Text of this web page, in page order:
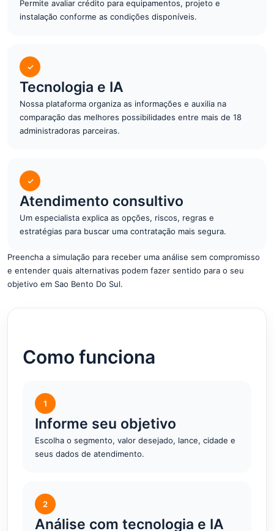
Permite avaliar crédito para equipamentos, projeto e
instalação conforme as condições disponíveis.
✓
Tecnologia e IA
Nossa plataforma organiza as informações e auxilia na
comparação das melhores possibilidades entre mais de 18
administradoras parceiras.
✓
Atendimento consultivo
Um especialista explica as opções, riscos, regras e
estratégias para buscar uma contratação mais segura.
Preencha a simulação para receber uma análise sem compromisso
e entender quais alternativas podem fazer sentido para o seu
objetivo em Sao Bento Do Sul.
Como funciona
1
Informe seu objetivo
Escolha o segmento, valor desejado, lance, cidade e
seus dados de atendimento.
2
Análise com tecnologia e IA